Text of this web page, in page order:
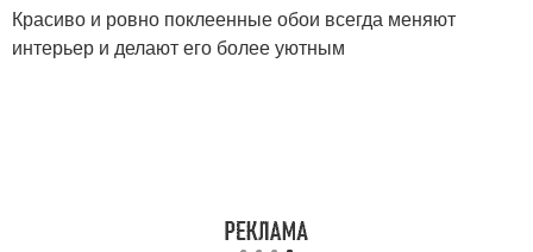
Красиво и ровно поклеенные обои всегда меняют
интерьер и делают его более уютным